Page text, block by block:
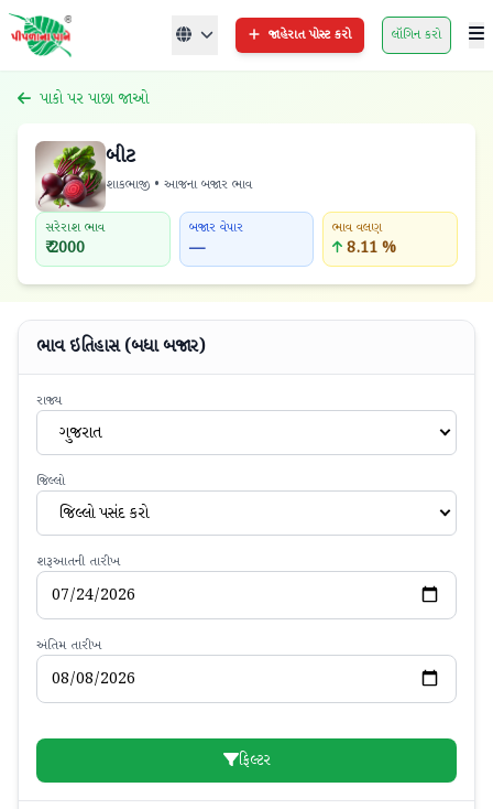
જાહેરાત પોસ્ટ કરો લૉગિન કરો
પાકો પર પાછા જાઓ
બીટ
શાકભાજી • આજના બજાર ભાવ
સરેરાશ ભાવ
₹ 2000
બજાર વેપાર
—
ભાવ વલણ
8.11 %
ભાવ ઇતિહાસ (બધા બજાર)
રાજ્ય
ગુજરાત
જિલ્લો
જિલ્લો પસંદ કરો
શરૂઆતની તારીખ
અંતિમ તારીખ
ફિલ્ટર